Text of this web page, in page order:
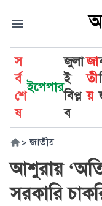
স
র্ব
শে
ষ
ইপেপার
জুলা
ই
বিপ্ল
ব
জা
তী
য়
> জাতীয়
আশুরায়
সরকারি